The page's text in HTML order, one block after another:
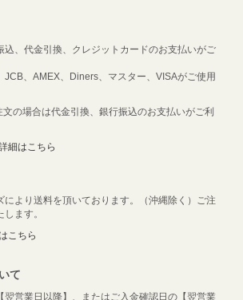
込、代金引換、クレジットカードのお支払いがご
JCB、AMEX、Diners、マスター、VISAがご使用
の場合は代金引換、銀行振込のお支払いがご利
細はこちら
により送料を頂いております。（沖縄除く）ご注
ます。
こちら
て
翌営業日以降】、またはご入金確認日の【翌営業